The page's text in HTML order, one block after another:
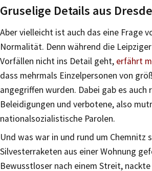
Gruselige Details aus
Aber vielleicht ist auch das eine Frage
Normalität. Denn während die
Vorfällen nicht ins Detail geht, erfährt
dass mehrmals Einzelpersonen von
angegriffen wurden. Dabei gab es auch
Beleidigungen und verbotene, also
nationalsozialistische Parolen.
Und was war in und rund um Chemnitz
Silvesterraketen aus einer Wohnung
Bewusstloser nach einem Streit,